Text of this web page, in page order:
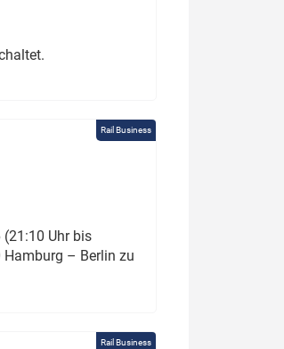
Rail Business
Uhr bis
– Berlin zu
Rail Business